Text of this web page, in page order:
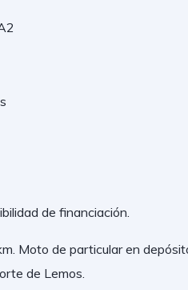
de financiación.
Moto de particular en
de Lemos.